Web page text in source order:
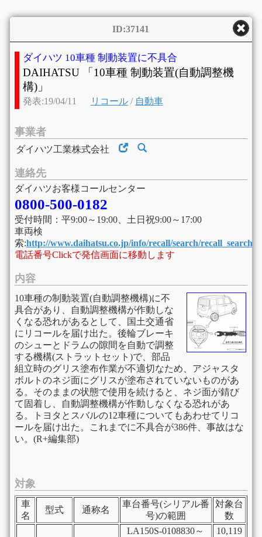
ID:37141
ダイハツ 10車種 制動装置に不具合
DAIHATSU 「10車種 制動装置(自動調整機
構)」
発表:19/04/11 リコール/ 自動車
事業者
ダイハツ工業株式会社
連絡先
ダイハツお客様コールセンター
0800-500-0182
受付時間：平9:00～19:00、土日祝9:00～17:00
車両検
索:http://www.daihatsu.co.jp/info/recall/search/
電話番号Clickで発信画面に移動します
内容
10車種の制動装置(自動調整機構)に不
具合があり、自動調整機構が作動しな
くなる恐れがあるとして、国土交通省
にリコールを届け出た。後輪ブレーキ
のシューとドラムの隙間を自動で調整
する機構(ストラットセット)で、部品
組立時のグリス塗布作業が不適切なため、アジャスタ
ボルトのネジ面にグリスが塗布されていないものがあ
る。そのままの状態で使用を続けると、ネジ面が錆び
て固着し、自動調整機構が作動しなくなる恐れがあ
る。トヨタとスバルの12車種についてもあわせてリコ
ールを届け出た。これまでに不具合が386件、事故はな
い。(R+編集部)
対象
車
名
型式 通称名
車台番号(シリアル番
号)の範囲
対象台
数
LA150S-0108830～
10,119